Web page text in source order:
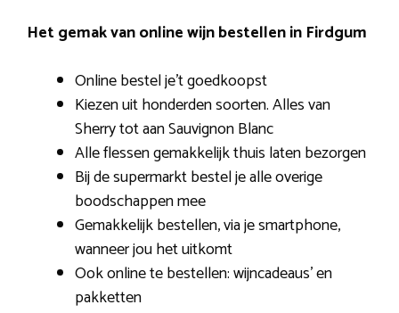
Het gemak van online wijn bestellen in Firdgum
Online bestel je’t goedkoopst
Kiezen uit honderden soorten. Alles van
Sherry tot aan Sauvignon Blanc
Alle flessen gemakkelijk thuis laten bezorgen
Bij de supermarkt bestel je alle overige
boodschappen mee
Gemakkelijk bestellen, via je smartphone,
wanneer jou het uitkomt
Ook online te bestellen: wijncadeaus’ en
pakketten